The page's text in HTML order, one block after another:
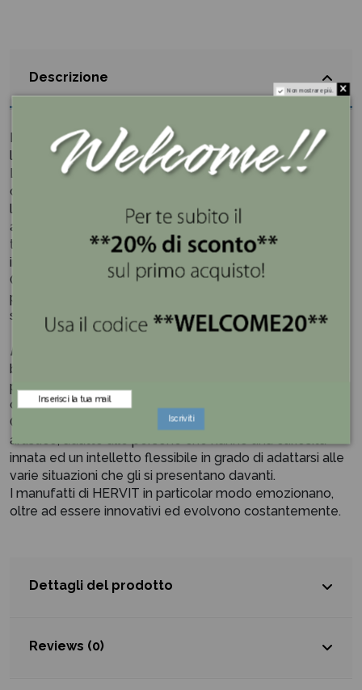
Descrizione
I confetti sono un simbolo di prosperità e buon augurio e
la confezione riflette lo stile che si vuole dare all'evento.
La scatola portaconfetti, realizzata con attenzione ai
dettagli, presenta un motivo floreale verde che avvolge
l'intera superficie, donando un aspetto armonioso e
accattivante. La tonalità verde conferisce un senso di
tranquillità e serenità, ideale per celebrare momenti
importanti.
Questa scatola portaconfetti Floreale verde è perfetta
per matrimoni, compleanni, battesimi o qualsiasi evento
speciale in cui si desidera regalare dolcezze con stile.
Hervit
bomboniera grazie alla creazione delle linee esclusive in
porcellana e inventando delle particolari combinazioni
che sposano cristallo, metallo e cera.
Ogni oggetto è frutto di un lavoro tanto tecnico quanto
artistico, adatto alle persone che hanno una curiosità
innata ed un intelletto flessibile in grado di adattarsi alle
varie situazioni che gli si presentano davanti.
I manufatti di HERVIT in particolar modo emozionano,
oltre ad essere innovativi ed evolvono costantemente.
Dettagli del prodotto
Reviews (0)
Non mostrare più.
Iscriviti